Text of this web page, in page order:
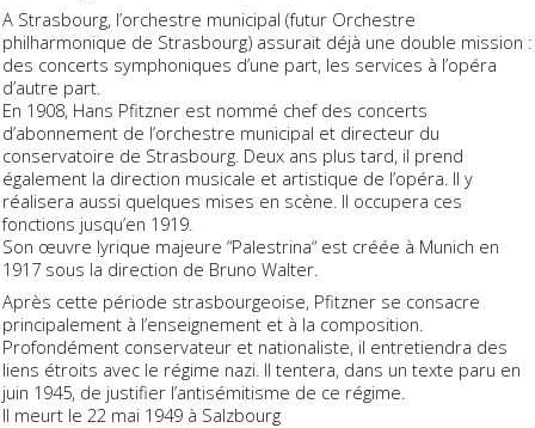
A Strasbourg, l’orchestre municipal (futur Orchestre
philharmonique de Strasbourg) assurait déjà une double mission :
des concerts symphoniques d’une part, les services à l’opéra
d’autre part.
En 1908, Hans Pfitzner est nommé chef des concerts
d’abonnement de l’orchestre municipal et directeur du
conservatoire de Strasbourg. Deux ans plus tard, il prend
également la direction musicale et artistique de l’opéra. Il y
réalisera aussi quelques mises en scène. Il occupera ces
fonctions jusqu’en 1919.
Son œuvre lyrique majeure “Palestrina“ est créée à Munich en
1917 sous la direction de Bruno Walter.
Après cette période strasbourgeoise, Pfitzner se consacre
principalement à l’enseignement et à la composition.
Profondément conservateur et nationaliste, il entretiendra des
liens étroits avec le régime nazi. Il tentera, dans un texte paru en
juin 1945, de justifier l’antisémitisme de ce régime.
Il meurt le 22 mai 1949 à Salzbourg